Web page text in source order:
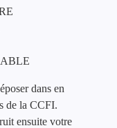
dans en
de la CCFI.
ensuite votre